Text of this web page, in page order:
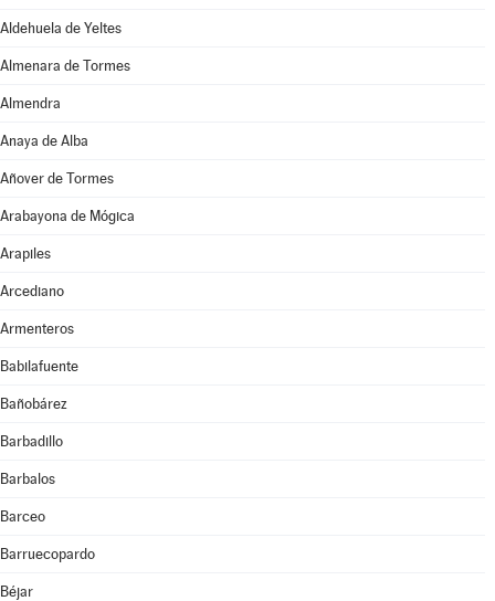
Aldehuela de Yeltes
Almenara de Tormes
Almendra
Anaya de Alba
Añover de Tormes
Arabayona de Mógica
Arapiles
Arcediano
Armenteros
Babilafuente
Bañobárez
Barbadillo
Barbalos
Barceo
Barruecopardo
Béjar